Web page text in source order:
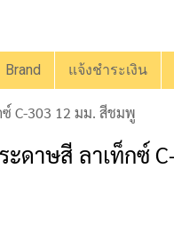
Brand แจ้งชำระเงิน
ซ์ C-303 12 มม. สีชมพู
ะดาษสี ลาเท็กซ์